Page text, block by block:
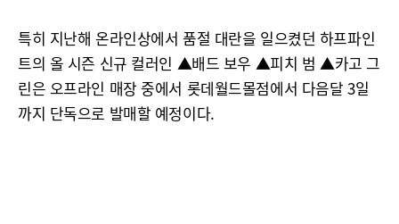
특히 지난해 온라인상에서 품절 대란을 일으켰던 하프파인
트의 올 시즌 신규 컬러인 ▲배드 보우 ▲피치 범 ▲카고 그
린은 오프라인 매장 중에서 롯데월드몰점에서 다음달 3일
까지 단독으로 발매할 예정이다.